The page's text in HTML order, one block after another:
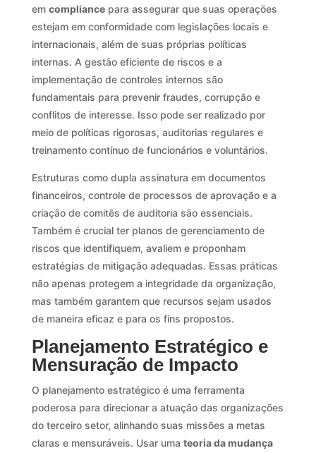
em compliancepara assegurar que suas operações
estejam em conformidade com legislações locais e
internacionais, além de suas próprias políticas
internas. A gestão eficiente de riscos e a
implementação de controles internos são
fundamentais para prevenir fraudes, corrupção e
conflitos de interesse. Isso pode ser realizado por
meio de políticas rigorosas, auditorias regulares e
treinamento contínuo de funcionários e voluntários.
Estruturas como dupla assinatura em documentos
financeiros, controle de processos de aprovação e a
criação de comitês de auditoria são essenciais.
Também é crucial ter planos de gerenciamento de
riscos que identifiquem, avaliem e proponham
estratégias de mitigação adequadas. Essas práticas
não apenas protegem a integridade da organização,
mas também garantem que recursos sejam usados
de maneira eficaz e para os fins propostos.
Planejamento Estratégico e
Mensuração de Impacto
O planejamento estratégico é uma ferramenta
poderosa para direcionar a atuação das organizações
do terceiro setor, alinhando suas missões a metas
claras e mensuráveis. Usar uma teoria da mudança